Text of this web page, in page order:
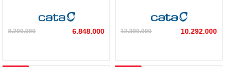
8.200.000 6.848.000 12.300.000 10.292.000